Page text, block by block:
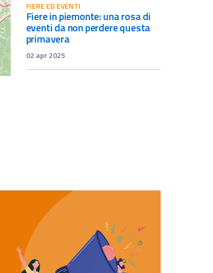
FIERE ED EVENTI
fiere in piemonte: una rosa di
eventi da non perdere questa
primavera
02 apr 2025